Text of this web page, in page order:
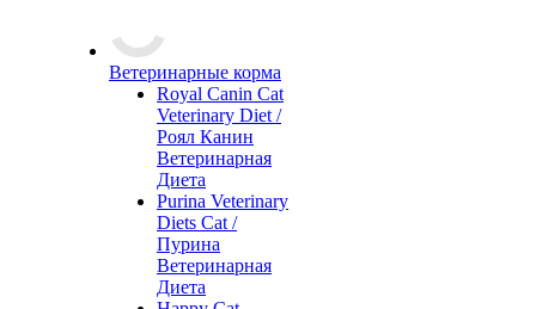
Ветеринарные корма
Royal Canin Cat
Veterinary Diet /
Роял Канин
Ветеринарная
Диета
Purina Veterinary
Diets Cat /
Пурина
Ветеринарная
Диета